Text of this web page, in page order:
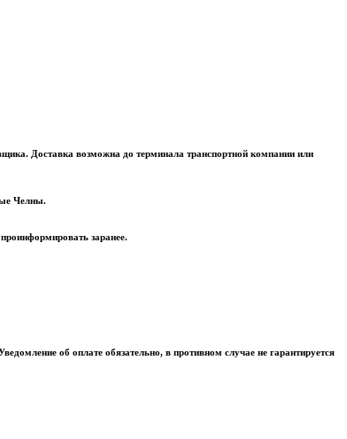
Доставка возможна до терминала транспортной компании или
Челны.
заранее.
об оплате обязательно, в противном случае не гарантируется